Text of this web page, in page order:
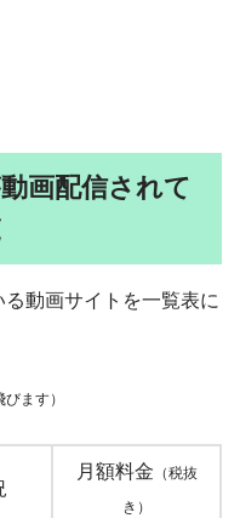
画配信されて
る動画サイトを一覧表に
ます）
月額料金 （税抜
き）